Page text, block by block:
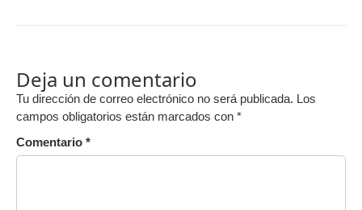
Deja un comentario
Tu dirección de correo electrónico no será publicada. Los
campos obligatorios están marcados con *
Comentario *